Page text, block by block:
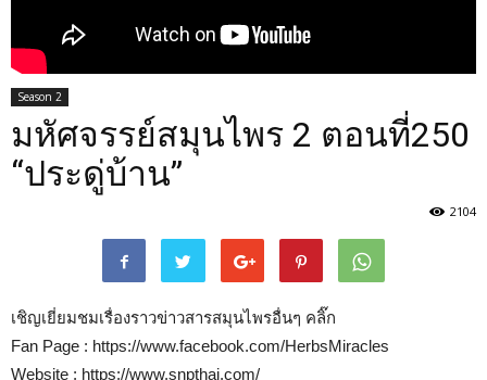
Season 2
มหัศจรรย์สมุนไพร 2 ตอนที่250
“ประดู่บ้าน”
2104
เชิญเยี่ยมชมเรื่องราวข่าวสารสมุนไพรอื่นๆ คลิ๊ก
Fan Page : https://www.facebook.com/HerbsMiracles
Website : https://www.snpthai.com/